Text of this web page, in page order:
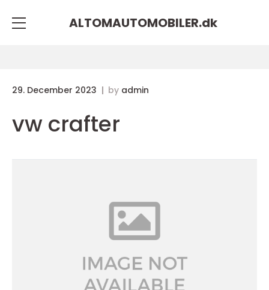
ALTOMAUTOMOBILER.dk
29. December 2023 by admin
vw crafter